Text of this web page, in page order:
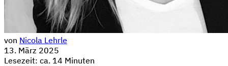
von Nicola Lehrle
13. März 2025
Lesezeit: ca. 14 Minuten